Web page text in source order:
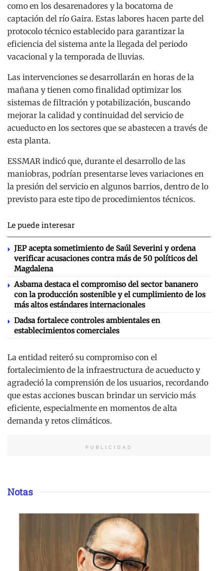
como en los desarenadores y la bocatoma de
captación del río Gaira. Estas labores hacen parte del
protocolo técnico establecido para garantizar la
eficiencia del sistema ante la llegada del periodo
vacacional y la temporada de lluvias.
Las intervenciones se desarrollarán en horas de la
mañana y tienen como finalidad optimizar los
sistemas de filtración y potabilización, buscando
mejorar la calidad y continuidad del servicio de
acueducto en los sectores que se abastecen a través de
esta planta.
ESSMAR indicó que, durante el desarrollo de las
maniobras, podrían presentarse leves variaciones en
la presión del servicio en algunos barrios, dentro de lo
previsto para este tipo de procedimientos técnicos.
Le puede interesar
JEP acepta sometimiento de Saúl Severini y ordena
verificar acusaciones contra más de 50 políticos del
Magdalena
Asbama destaca el compromiso del sector bananero
con la producción sostenible y el cumplimiento de los
más altos estándares internacionales
Dadsa fortalece controles ambientales en
establecimientos comerciales
La entidad reiteró su compromiso con el
fortalecimiento de la infraestructura de acueducto y
agradeció la comprensión de los usuarios, recordando
que estas acciones buscan brindar un servicio más
eficiente, especialmente en momentos de alta
demanda y retos climáticos.
PUBLICIDAD
Notas